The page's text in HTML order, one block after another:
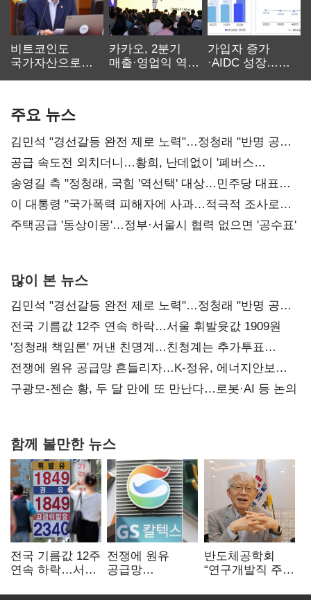
비트코인도
국가자산으로…'
카카오, 2분기
매출·영업익 역대
가입자 증가
·AIDC 성장…
주요 뉴스
김민석 "경선갈등 완전 제로 노력"…정청래 "반명 공세
사과부터"
공급 속도전 외치더니…황희, 난데없이 '폐버스
리모델링' 제안
송영길 측 "정청래, 국힘 '역선택' 대상…민주당 대표로
총선 지휘 못해"
이 대통령 "국가폭력 피해자에 사과…적극적 조사로
진실 밝혀야"
주택공급 '동상이몽'…정부·서울시 협력 없으면 '공수표'
많이 본 뉴스
김민석 "경선갈등 완전 제로 노력"…정청래 "반명 공세
사과부터"
전국 기름값 12주 연속 하락…서울 휘발윳값 1909원
'정청래 책임론' 꺼낸 친명계…친청계는 추가투표
때리기
전쟁에 원유 공급망 흔들리자…K-정유, 에너지안보
핵심으로 재부상
구광모-젠슨 황, 두 달 만에 또 만난다…로봇·AI 등 논의
함께 볼만한 뉴스
전국 기름값 12주
연속 하락…서울
전쟁에 원유
공급망
반도체공학회
“연구개발직 주